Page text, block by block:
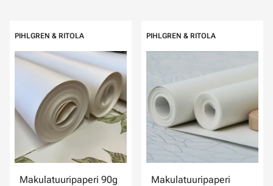
PIHLGREN & RITOLA
Makulatuuripaperi 90g
PIHLGREN & RITOLA
Makulatuuripaperi